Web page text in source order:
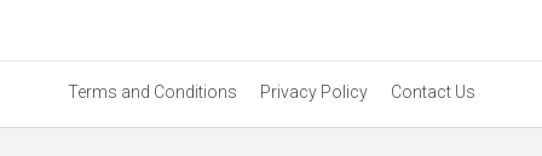
Terms and Conditions Privacy Policy Contact Us